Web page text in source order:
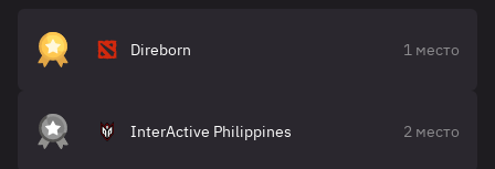
Direborn 1 место
InterActive Philippines 2 место